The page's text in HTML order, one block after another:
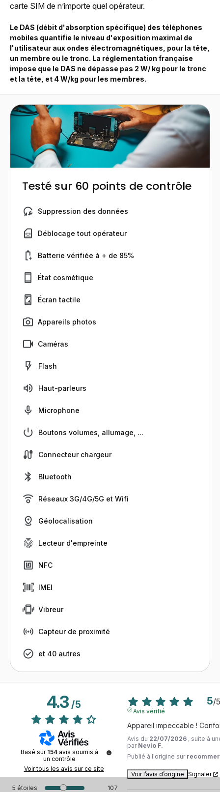
carte SIM de n’importe quel opérateur.
Le DAS (débit d'absorption spécifique) des téléphones
mobiles quantifie le niveau d'exposition maximal de
l'utilisateur aux ondes électromagnétiques, pour la tête,
un membre ou le tronc. La réglementation française
impose que le DAS ne dépasse pas 2 W/ kg pour le tronc
et la tête, et 4 W/kg pour les membres.
Testé sur 60 points de contrôle
Suppression des données
Déblocage tout opérateur
Batterie vérifiée à + de 85%
État cosmétique
Écran tactile
Appareils photos
Caméras
Flash
Haut-parleurs
Microphone
Boutons volumes, allumage, ...
Connecteur chargeur
Bluetooth
Réseaux 3G/4G/5G et Wifi
Géolocalisation
Lecteur d'empreinte
NFC
IMEI
Vibreur
Capteur de proximité
et 40 autres
4.3/5
Basé sur 154 avis soumis à
un contrôle
Voir tous les avis sur ce site
5 étoiles 107
5/5
Avis vérifié
Appareil impeccable !
Avis du 22/07/2026 , suite à
par Nevio F.
Publié à l'origine sur
Voir l’avis d’origine Signaler